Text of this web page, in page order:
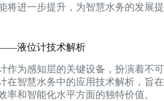
将进一步提升，为智慧水务的发展提
液位计技术解析
作为感知层的关键设备，扮演着不可
在智慧水务中的应用技术解析，旨在
率和智能化水平方面的独特价值。